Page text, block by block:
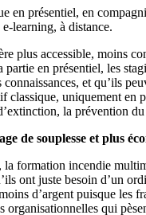
en présentiel, en
learning, à distance.
plus accessible, moins
en présentiel, les
et qu’ils
classique, uniquement en
la prévention
de souplesse et plus
formation incendie
ont juste besoin d’un
d’argent puisque les
organisationnelles qui